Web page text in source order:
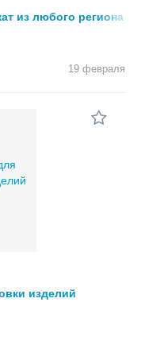
из любого региона
19 февраля
изделий